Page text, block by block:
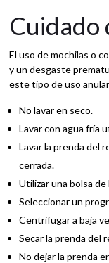
Cuidado
El uso de mochilas o
y un desgaste
este tipo de uso
No lavar en seco.
Lavar con agua fría
Lavar la prenda del
cerrada.
Utilizar una bolsa
Seleccionar un
Centrifugar a baja
Secar la prenda del
No dejar la prenda